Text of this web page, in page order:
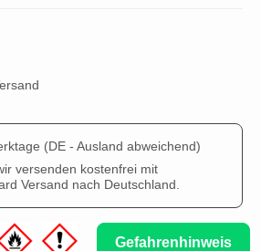
(DE - Ausland abweichend)
versenden kostenfrei mit
Versand nach Deutschland.
Gefahrenhinweis